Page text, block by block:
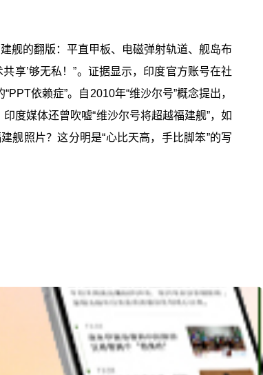
舰的翻版：平直甲板、电磁弹射轨道、舰岛布
享’够无私！”。证据显示，印度官方账号在社
依赖症”。自2010年“维沙尔号”概念提出，
度媒体还曾吹嘘“维沙尔号将超越福建舰”，如
舰照片？这分明是“心比天高，手比脚笨”的写